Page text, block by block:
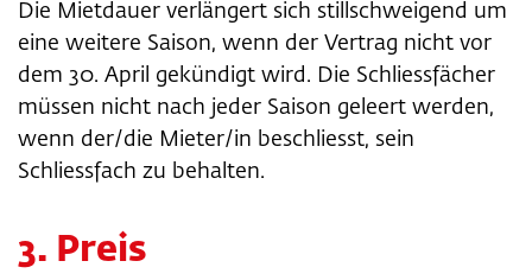
Die Mietdauer verlängert sich stillschweigend um
eine weitere Saison, wenn der Vertrag nicht vor
dem 30. April gekündigt wird. Die Schliessfächer
müssen nicht nach jeder Saison geleert werden,
wenn der/die Mieter/in beschliesst, sein
Schliessfach zu behalten.
3. Preis